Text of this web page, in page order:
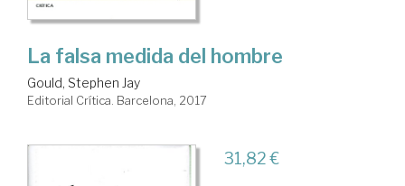
La falsa medida del hombre
Gould, Stephen Jay
Editorial Crítica. Barcelona, 2017
31,82 €